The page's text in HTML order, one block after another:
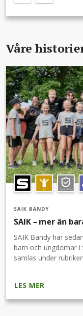
Våre
SAIK BANDY
SAIK – mer än
SAIK Bandy har
barn och ungdomar i
samlas under
samhället och i
fysiskt välmående
LES MER